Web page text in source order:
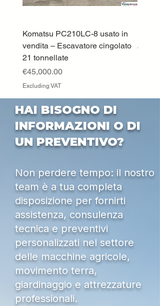
Komatsu PC210LC-8 usato in
vendita – Escavatore cingolato
21 tonnellate
Price
€45,000.00
Excluding VAT
Price
HAI BISOGNO DI
INFORMAZIONI O DI
UN PREVENTIVO?
Non perdere tempo: il nostro
team è a tua completa
disposizione per fornirti
assistenza, consulenza
tecnica e preventivi
personalizzati nel settore
delle macchine agricole,
movimento terra,
giardinaggio e attrezzature
professionali.